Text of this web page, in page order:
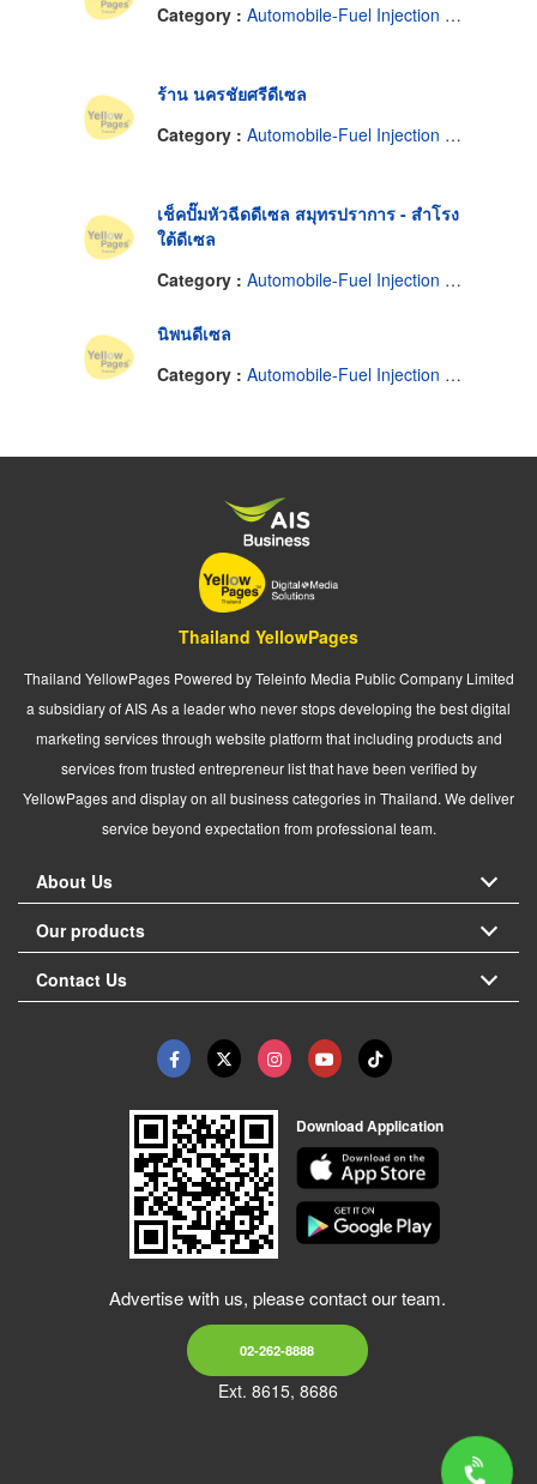
Category : Automobile-Fuel Injection Pump Service
ร้าน นครชัยศรีดีเซล
Category : Automobile-Fuel Injection Pump Service
เช็คปั๊มหัวฉีดดีเซล สมุทรปราการ - สำโรง
ใต้ดีเซล
Category : Automobile-Fuel Injection Pump Service
นิพนดีเซล
Category : Automobile-Fuel Injection Pump Service
Thailand YellowPages
Thailand YellowPages Powered by Teleinfo Media Public Company Limited
a subsidiary of AIS As a leader who never stops developing the best digital
marketing services through website platform that including products and
services from trusted entrepreneur list that have been verified by
YellowPages and display on all business categories in Thailand. We deliver
service beyond expectation from professional team.
About Us
Our products
Contact Us
Download Application
Advertise with us, please contact our team.
02-262-8888
Ext. 8615, 8686